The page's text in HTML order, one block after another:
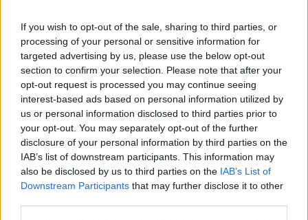
If you wish to opt-out of the sale, sharing to third parties, or
processing of your personal or sensitive information for
targeted advertising by us, please use the below opt-out
section to confirm your selection. Please note that after your
opt-out request is processed you may continue seeing
interest-based ads based on personal information utilized by
us or personal information disclosed to third parties prior to
your opt-out. You may separately opt-out of the further
disclosure of your personal information by third parties on the
IAB’s list of downstream participants. This information may
also be disclosed by us to third parties on the IAB’s List of
Downstream Participants that may further disclose it to other
Τεχνολογία
Ελληνική τεχνολογία διακρίνεται
παγκοσμίως: Το Brainfood Cloud κατακτά